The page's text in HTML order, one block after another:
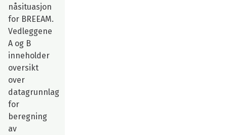
nåsituasjon
for BREEAM.
Vedleggene
A og B
inneholder
oversikt
over
datagrunnlag
for
beregning
av